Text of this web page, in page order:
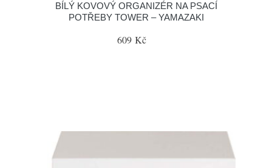
BÍLÝ KOVOVÝ ORGANIZÉR NA PSACÍ
POTŘEBY TOWER – YAMAZAKI
609 Kč